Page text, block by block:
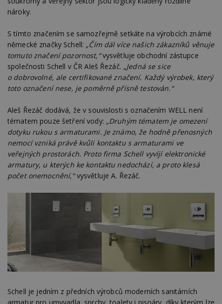
nároky.
S tímto značením se samozřejmě setkáte na výrobcích známé
německé značky Schell: „Čím dál více našich zákazníků věnuje
tomuto značení pozornost,“vysvětluje obchodní zástupce
společnosti Schell v ČR Aleš Řezáč. „Jedná se sice
o dobrovolné, ale certifikované značení. Každý výrobek, který
toto označení nese, je poměrně přísně testován.“
Aleš Řezáč dodává, že v souvislosti s označením WELL není
tématem pouze šetření vody: „Druhým tématem je omezení
dotyku rukou s armaturami. Je známo, že hodně přenosných
nemocí vzniká právě kvůli kontaktu s armaturami ve
veřejných prostorách. Proto firma Schell vyvíjí elektronické
armatury, u kterých ke kontaktu nedochází, a proto klesá
počet onemocnění,“vysvětluje A. Řezáč.
Schell je jedním z předních výrobců moderních sanitárních